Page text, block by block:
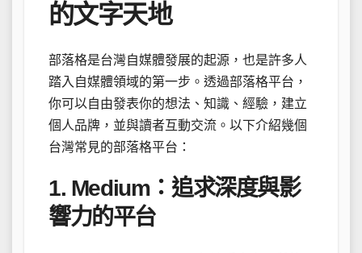
的文字天地
部落格是台灣自媒體發展的起源，也是許多人
踏入自媒體領域的第一步。透過部落格平台，
你可以自由發表你的想法、知識、經驗，建立
個人品牌，並與讀者互動交流。以下介紹幾個
台灣常見的部落格平台：
1. Medium：追求深度與影
響力的平台